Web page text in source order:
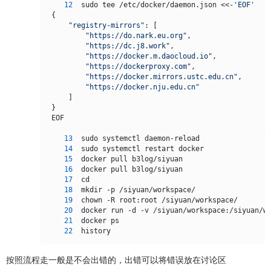
12
  sudo tee /etc/docker/daemon.json <<-
'EOF'
{
"registry-mirrors" : [
"https://do.nark.eu.org" ,
"https://dc.j8.work" ,
"https://docker.m.daocloud.io" ,
"https://dockerproxy.com" ,
"https://docker.mirrors.ustc.edu.cn" ,
"https://docker.nju.edu.cn"
}
EOF
13
  sudo systemctl daemon-reload
14
  sudo systemctl restart docker
15
  docker pull b3log/siyuan
16
  docker pull b3log/siyuan
17
  cd
18
  mkdir -p /siyuan/workspace/
19
  chown -R root:root /siyuan/workspace/
20
docker run -d -v /siyuan/workspace:/siyuan/
21
  docker ps
22
  history
按照流程走一般是不会出错的，出错可以将错误放在讨论区